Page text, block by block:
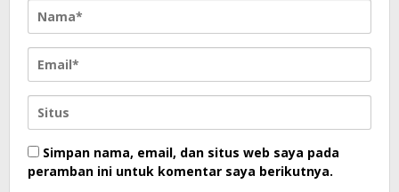
Simpan nama, email, dan situs web saya pada
peramban ini untuk komentar saya berikutnya.